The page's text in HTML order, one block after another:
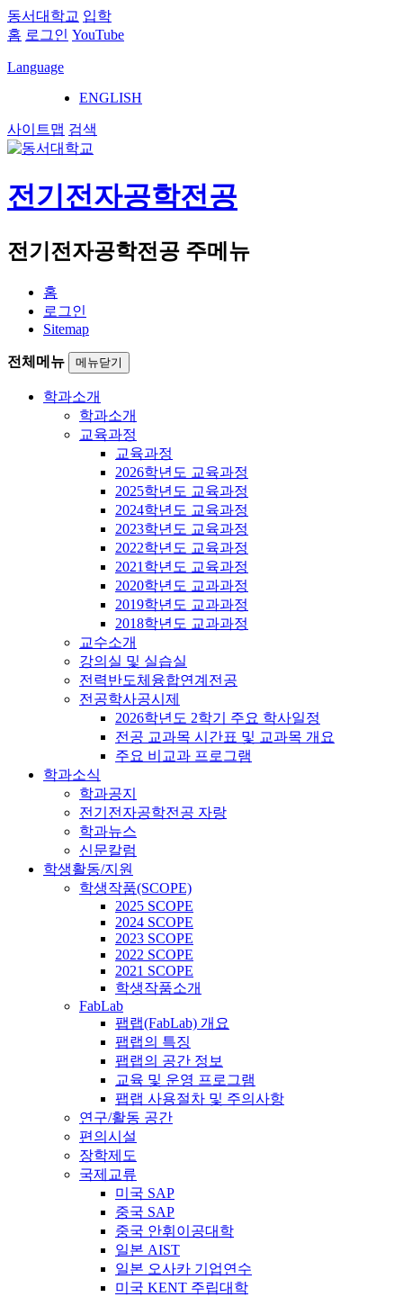
동서대학교 입학
홈 로그인 YouTube
Language
ENGLISH
사이트맵 검색
전기전자공학전공
전기전자공학전공 주메뉴
홈
로그인
Sitemap
전체메뉴 메뉴닫기
학과소개
학과소개
교육과정
교육과정
2026학년도 교육과정
2025학년도 교육과정
2024학년도 교육과정
2023학년도 교육과정
2022학년도 교육과정
2021학년도 교육과정
2020학년도 교과과정
2019학년도 교과과정
2018학년도 교과과정
교수소개
강의실 및 실습실
전력반도체융합연계전공
전공학사공시제
2026학년도 2학기 주요 학사일정
전공 교과목 시간표 및 교과목 개요
주요 비교과 프로그램
학과소식
학과공지
전기전자공학전공 자랑
학과뉴스
신문칼럼
학생활동/지원
학생작품(SCOPE)
2025 SCOPE
2024 SCOPE
2023 SCOPE
2022 SCOPE
2021 SCOPE
학생작품소개
FabLab
팹랩(FabLab) 개요
팹랩의 특징
팹랩의 공간 정보
교육 및 운영 프로그램
팹랩 사용절차 및 주의사항
연구/활동 공간
편의시설
장학제도
국제교류
미국 SAP
중국 SAP
중국 안휘이공대학
일본 AIST
일본 오사카 기업연수
미국 KENT 주립대학